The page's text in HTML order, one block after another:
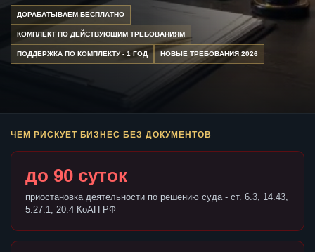
ДОРАБАТЫВАЕМ БЕСПЛАТНО
КОМПЛЕКТ ПО ДЕЙСТВУЮЩИМ ТРЕБОВАНИЯМ
ПОДДЕРЖКА ПО КОМПЛЕКТУ - 1 ГОД НОВЫЕ ТРЕБОВАНИЯ 2026
ЧЕМ РИСКУЕТ БИЗНЕС БЕЗ ДОКУМЕНТОВ
до 90 суток
приостановка деятельности по решению суда - ст. 6.3, 14.43,
5.27.1, 20.4 КоАП РФ